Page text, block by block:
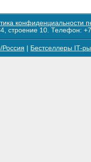
конфиденциальности
строение 10. Телефон:
Россия Бестселлеры IT-